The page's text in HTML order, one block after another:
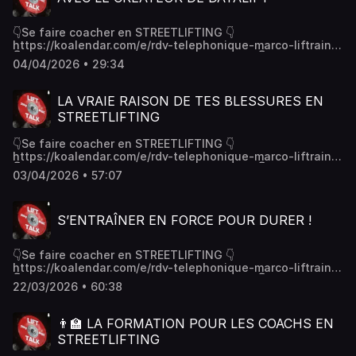
Deezer#streetlifting #streetworkout #coach #podcast
#squat #tractions #pullups #chinup #fnsl
👇Se faire coacher en STREETLIFTING 👇
https://koalendar.com/e/rdv-telephonique-marco-liftrainer
👇Tu veux devenir en coach en streetlifting 👇
https://koalendar.com/e/rdv-telephonique-marco-liftrainer
streetlifteur »👇https://marco9.podia.com/formation-
gratuiteCe podcast est disponible sur :- Spotify -
Deezer#streetlifting #streetworkout #coach #podcast
#squat #tractions #pullups #chinup #fnsl
04/04/2026 • 29:34
LA VRAIE RAISON DE TES BLESSURES EN
STREETLIFTING
👇Se faire coacher en STREETLIFTING 👇
https://koalendar.com/e/rdv-telephonique-marco-liftrainer
👇Tu veux devenir en coach en streetlifting 👇
https://koalendar.com/e/rdv-telephonique-marco-liftrainer
streetlifteur »👇https://marco9.podia.com/formation-
gratuiteCe podcast est disponible sur :- Spotify -
Deezer#streetlifting #streetworkout #coach #podcast
#squat #tractions #pullups #chinup #fnsl
03/04/2026 • 57:07
S’ENTRAÎNER EN FORCE POUR DURER !
👇Se faire coacher en STREETLIFTING 👇
https://koalendar.com/e/rdv-telephonique-marco-liftrainer
👇Tu veux devenir en coach en streetlifting 👇
https://koalendar.com/e/rdv-telephonique-marco-liftrainer
streetlifteur »👇https://marco9.podia.com/formation-
gratuiteCe podcast est disponible sur :- Spotify -
Deezer#streetlifting #streetworkout #coach #podcast
22/03/2026 • 60:38
👨‍🏫 LA FORMATION POUR LES COACHS EN
STREETLIFTING